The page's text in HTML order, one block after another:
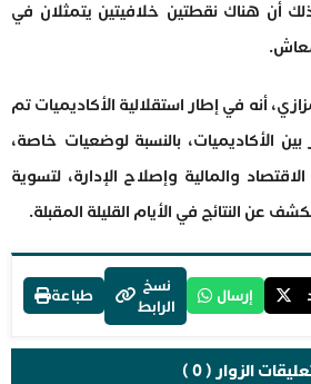
أن هناك نقطتين خلافيتين يتمثلان في
أنه في إطار استقلالية الأكاديميات تم
الأكاديميات، بالنسبة لوضعيات خاصة،
والمالية وإصلاح الإدارة، لتسوية
عن النتائج في الأيام القليلة المقبلة.
إرسال
نسخ
الرابط
طباعة
الزوار ( 0 )